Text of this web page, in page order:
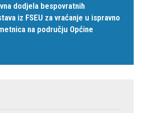
dodjela bespovratnih
iz FSEU za vraćanje u ispravno
na području Općine